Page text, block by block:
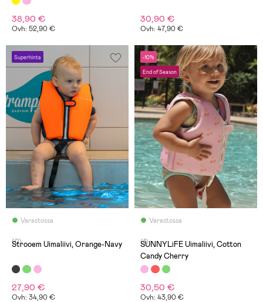
38,90 €
Ovh: 52,90 €
30,90 €
Ovh: 47,90 €
Superhinta
Varastossa
(0)
Strooem Uimaliivi, Orange-Navy
27,90 €
Ovh: 34,90 €
-10%
End of Season
Varastossa
(1)
SUNNYLiFE Uimaliivi, Cotton
Candy Cherry
30,50 €
Ovh: 43,90 €